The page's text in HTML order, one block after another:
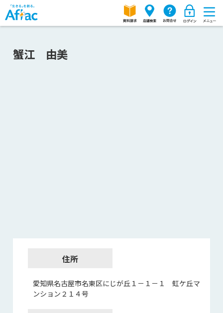
蟹江 由美
住所
愛知県名古屋市名東区にじが丘１－１－１ 虹ケ丘マ
ンション２１４号